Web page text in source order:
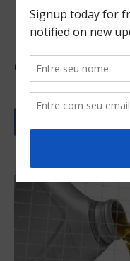
Mercado
agosto tem
30/09/2020